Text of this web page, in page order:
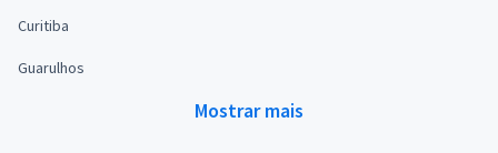
Curitiba
Guarulhos
Mostrar mais